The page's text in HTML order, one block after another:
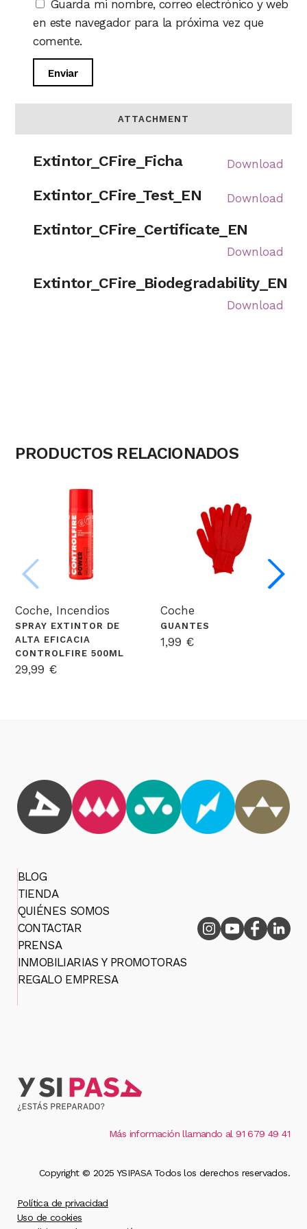
Guarda mi nombre, correo electrónico y web
en este navegador para la próxima vez que
comente.
ATTACHMENT
Extintor_CFire_Ficha Download
Extintor_CFire_Test_EN Download
Extintor_CFire_Certificate_EN
Download
Extintor_CFire_Biodegradability_EN
Download
PRODUCTOS RELACIONADOS
Coche, Incendios
SPRAY EXTINTOR DE
ALTA EFICACIA
CONTROLFIRE 500ML
29,99 €
Coche
GUANTES
1,99 €
BLOG
TIENDA
QUIÉNES SOMOS
CONTACTAR
PRENSA
INMOBILIARIAS Y PROMOTORAS
REGALO EMPRESA
Más información llamando al 91 679 49 41
Copyright © 2025 YSIPASA Todos los derechos reservados.
Política de privacidad
Uso de cookies